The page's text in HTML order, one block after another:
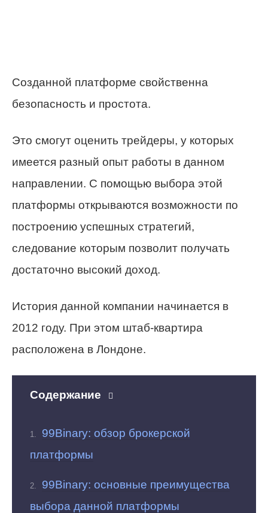
Созданной платформе свойственна
безопасность и простота.
Это смогут оценить трейдеры, у которых
имеется разный опыт работы в данном
направлении. С помощью выбора этой
платформы открываются возможности по
построению успешных стратегий,
следование которым позволит получать
достаточно высокий доход.
История данной компании начинается в
2012 году. При этом штаб-квартира
расположена в Лондоне.
Содержание
99Binary: обзор брокерской
платформы
99Binary: основные преимущества
выбора данной платформы